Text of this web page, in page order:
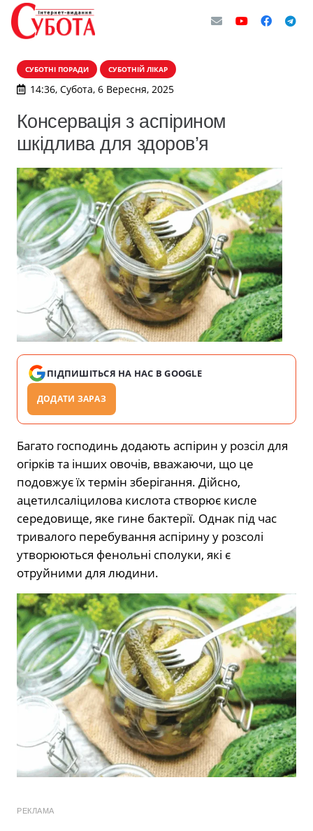
СУБОТНІ ПОРАДИ СУБОТНІЙ ЛІКАР
14:36, Субота, 6 Вересня, 2025
Консервація з аспірином
шкідлива для здоров’я
ПІДПИШІТЬСЯ НА НАС В GOOGLE
ДОДАТИ ЗАРАЗ
Багато господинь додають аспірин у розсіл для
огірків та інших овочів, вважаючи, що це
подовжує їх термін зберігання. Дійсно,
ацетилсаліцилова кислота створює кисле
середовище, яке гине бактерії. Однак під час
тривалого перебування аспірину у розсолі
утворюються фенольні сполуки, які є
отруйними для людини.
РЕКЛАМА